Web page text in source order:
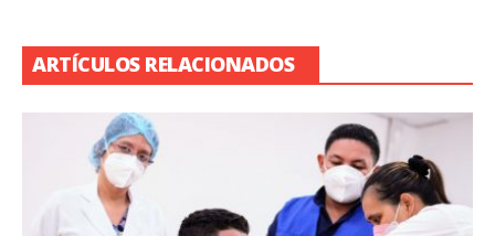
ARTÍCULOS RELACIONADOS